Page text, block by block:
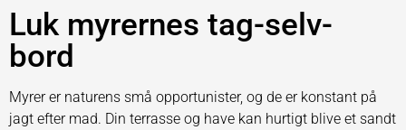
Luk myrernes tag-selv-
bord
Myrer er naturens små opportunister, og de er konstant på
jagt efter mad. Din terrasse og have kan hurtigt blive et sandt